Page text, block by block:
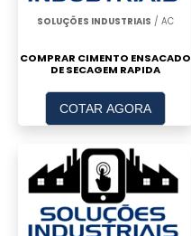
SOLUÇÕES INDUSTRIAIS / AC
COMPRAR CIMENTO ENSACADO
DE SECAGEM RAPIDA
COTAR AGORA